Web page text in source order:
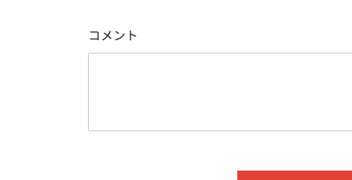
コメント